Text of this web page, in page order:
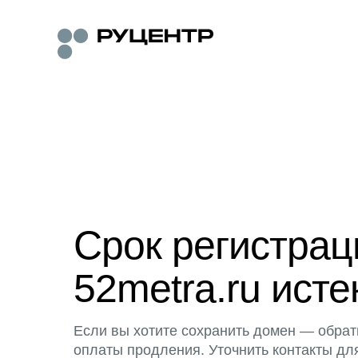
Срок
52metra.ru
Если вы хотите сохранить домен —
оплаты продления. Уточнить контакты